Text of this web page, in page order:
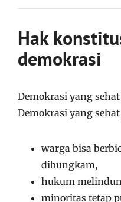
Hak
demokrasi
Demokrasi yang
Demokrasi yang
warga bisa
dibungkam,
hukum
minoritas tetap